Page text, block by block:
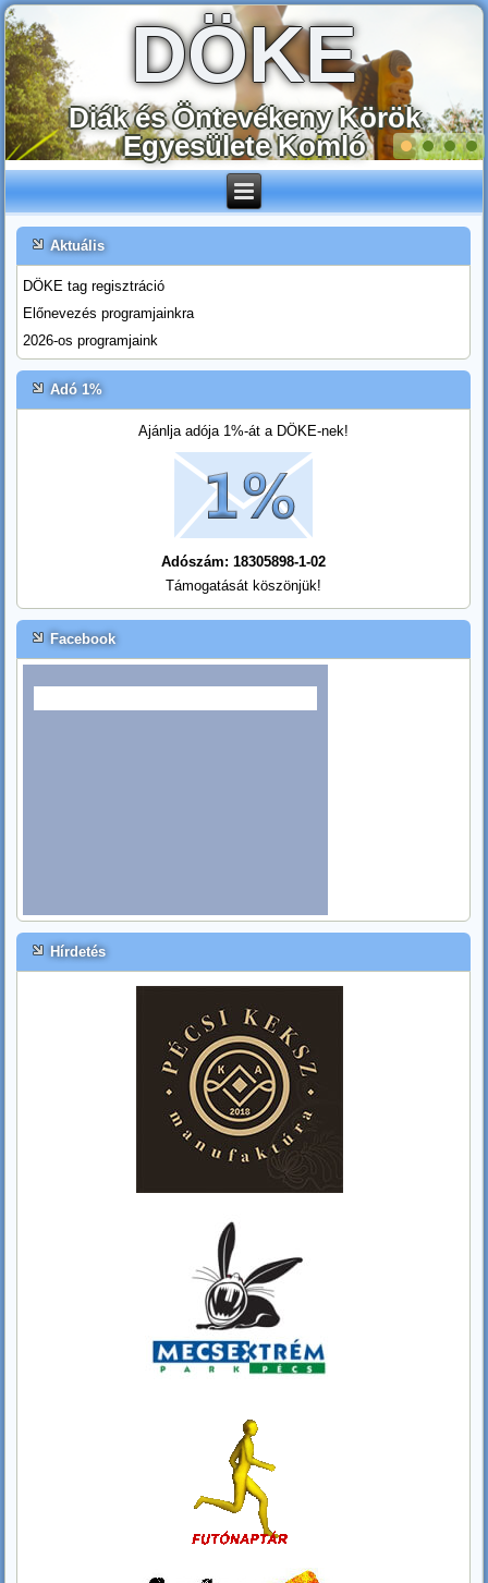
DÖKE
Diák és Öntevékeny Körök
Egyesülete Komló
Aktuális
DÖKE tag regisztráció
Előnevezés programjainkra
2026-os programjaink
Adó 1%
Ajánlja adója 1%-át a DÖKE-nek!
Adószám: 18305898-1-02
Támogatását köszönjük!
Facebook
Hírdetés